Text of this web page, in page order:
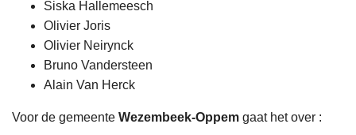
Siska Hallemeesch
Olivier Joris
Olivier Neirynck
Bruno Vandersteen
Alain Van Herck
Voor de gemeente Wezembeek-Oppem gaat het over :